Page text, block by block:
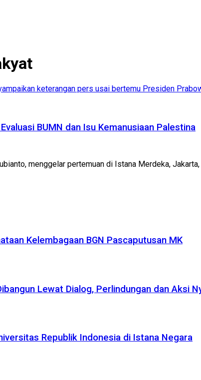
BUMN dan Isu Kemanusiaan Palestina
menggelar pertemuan di Istana Merdeka,
Kelembagaan BGN Pascaputusan MK
Lewat Dialog, Perlindungan dan Aksi
Republik Indonesia di Istana Negara